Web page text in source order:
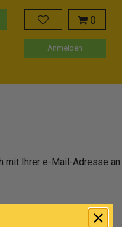
0
Anmelden
mit Ihrer e-Mail-Adresse an.